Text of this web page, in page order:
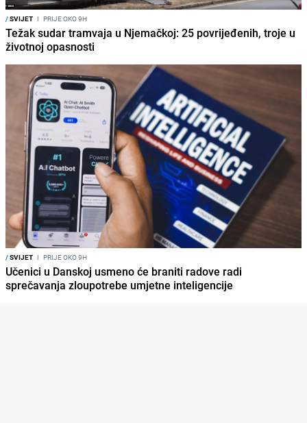
/SVIJET I PRIJE OKO 9H
Težak sudar tramvaja u Njemačkoj: 25 povrijeđenih, troje u
životnoj opasnosti
/SVIJET I PRIJE OKO 9H
Učenici u Danskoj usmeno će braniti radove radi
sprečavanja zloupotrebe umjetne inteligencije